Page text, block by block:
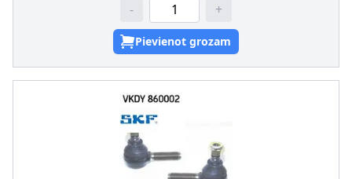
- +
Pievienot grozam